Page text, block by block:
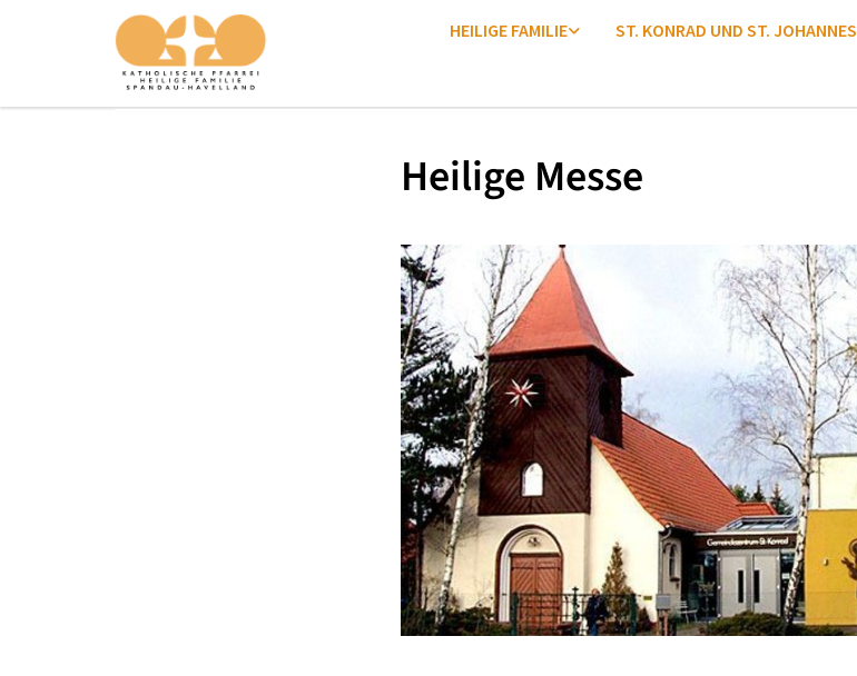
HEILIGE FAMILIE ST. KONRAD UND ST. JOHANNES
Heilige Messe